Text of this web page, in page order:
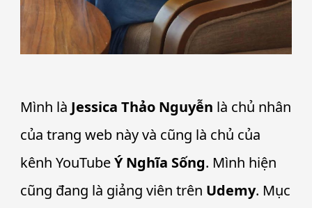
Mình là Jessica Thảo Nguyễn là chủ nhân
của trang web này và cũng là chủ của
kênh YouTubeÝ Nghĩa Sống. Mình hiện
cũng đang là giảng viên trên Udemy. Mục